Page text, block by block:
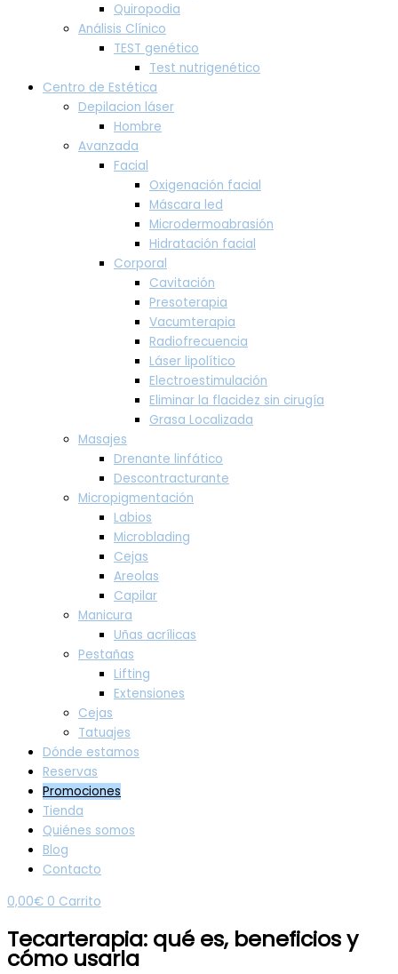
Quiropodia
Análisis Clínico
TEST genético
Test nutrigenético
Centro de Estética
Depilacion láser
Hombre
Avanzada
Facial
Oxigenación facial
Máscara led
Microdermoabrasión
Hidratación facial
Corporal
Cavitación
Presoterapia
Vacumterapia
Radiofrecuencia
Láser lipolítico
Electroestimulación
Eliminar la flacidez sin cirugía
Grasa Localizada
Masajes
Drenante linfático
Descontracturante
Micropigmentación
Labios
Microblading
Cejas
Areolas
Capilar
Manicura
Uñas acrílicas
Pestañas
Lifting
Extensiones
Cejas
Tatuajes
Dónde estamos
Reservas
Promociones
Tienda
Quiénes somos
Blog
Contacto
0,00€ 0 Carrito
Tecarterapia: qué es, beneficios y
cómo usarla